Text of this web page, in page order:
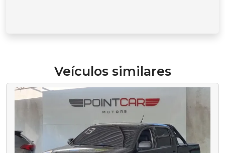
Veículos similares